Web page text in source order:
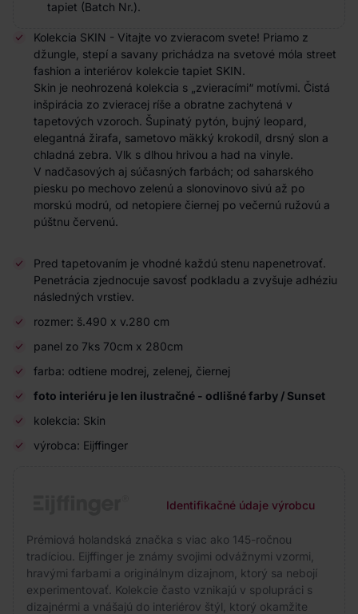
tapiet (Batch Nr.).
Kolekcia SKIN - Vitajte vo zvieracom svete! Priamo z
džungle, stepí a savany prichádza na svetové móla street
fashion a interiérov kolekcie tapiet SKIN.
Skin je neohrozená kolekcia s „zvieracími“ motívmi. Čistá
inšpirácia zo zvieracej ríše a obratne zachytená v
tapetových vzoroch. Šupinatý pytón , bujný leopard,
elegantná žirafa, sametovo mäkký krokodíl, drsný slon a
chladná zebra. Vlk s dlhou hrivou a had na vinyle.
V nadčasových aj súčasných farbách; od saharského
piesku po mechovo zelenú a slonovinovo sivú až po
morskú modrú, od netopiere čiernej po večernú ružovú a
púštnu červenú.
Pred tapetovaním je vhodné každú stenu napenetrovať.
Penetrácia zjednocuje savosť podkladu a zvyšuje adhéziu
následných vrstiev.
rozmer: š.490 x v.280 cm
panel zo 7ks 70cm x 280cm
farba: odtiene modrej, zelenej, čiernej
foto interiéru je len ilustračné - odlišné farby / Sunset
kolekcia: Skin
výrobca: Eijffinger
Identifikačné údaje výrobcu
Prémiová holandská značka s viac ako 145-ročnou
tradíciou. Eijffinger je známy svojimi odvážnymi vzormi,
hravými farbami a originálnym dizajnom, ktorý sa nebojí
experimentovať. Kolekcie často vznikajú v spolupráci s
dizajnérmi a vnášajú do interiérov štýl, ktorý okamžite